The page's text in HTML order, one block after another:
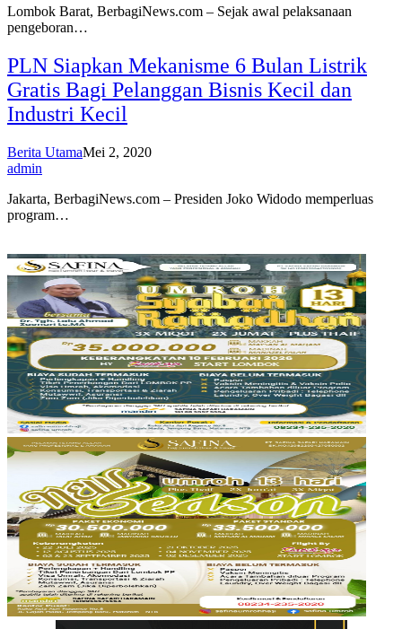
Lombok Barat, BerbagiNews.com – Sejak awal pelaksanaan
pengeboran…
PLN Siapkan Mekanisme 6 Bulan Listrik
Gratis Bagi Pelanggan Bisnis Kecil dan
Industri Kecil
Berita UtamaMei 2, 2020
admin
Jakarta, BerbagiNews.com – Presiden Joko Widodo memperluas
program…